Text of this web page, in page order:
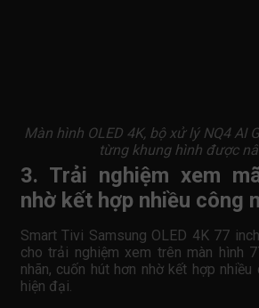
Màn hình OLED 4K, bộ xử lý NQ4 AI
từng khung hình được
3. Trải nghiệm xem
nhờ kết hợp nhiều công
Smart Tivi Samsung OLED 4K 77
cho trải nghiệm xem trên màn hình
nhãn, cuốn hút hơn nhờ kết hợp nhiều
hiện đại.